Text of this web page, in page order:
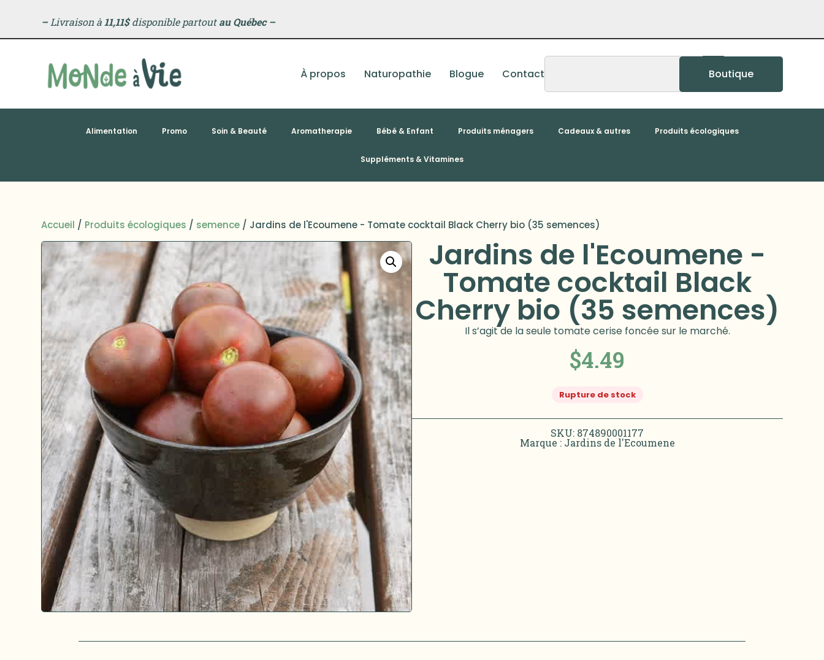
–Livraison à 11,11$disponible partoutau Québec –
À propos Naturopathie Blogue Contact Boutique
Alimentation Promo Soin & Beauté Aromatherapie Bébé & Enfant Produits ménagers Cadeaux & autres Produits écologiques
Suppléments & Vitamines
Accueil / Produits écologiques / semence / Jardins de l'Ecoumene - Tomate cocktail Black Cherry bio (35 semences)
Jardins de l'Ecoumene -
Tomate cocktail Black
Cherry bio (35 semences)
Il s’agit de la seule tomate cerise foncée sur le marché.
$4.49
Rupture de stock
SKU: 874890001177
Marque : Jardins de l'Ecoumene